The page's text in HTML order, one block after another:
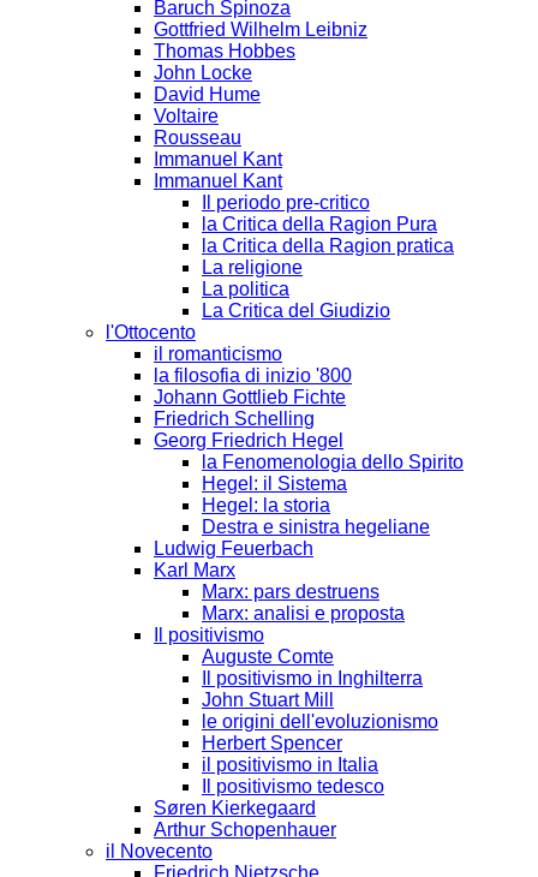
Baruch Spinoza
Gottfried Wilhelm Leibniz
Thomas Hobbes
John Locke
David Hume
Voltaire
Rousseau
Immanuel Kant
Immanuel Kant
Il periodo pre-critico
la Critica della Ragion Pura
la Critica della Ragion pratica
La religione
La politica
La Critica del Giudizio
l'Ottocento
il romanticismo
la filosofia di inizio '800
Johann Gottlieb Fichte
Friedrich Schelling
Georg Friedrich Hegel
la Fenomenologia dello Spirito
Hegel: il Sistema
Hegel: la storia
Destra e sinistra hegeliane
Ludwig Feuerbach
Karl Marx
Marx: pars destruens
Marx: analisi e proposta
Il positivismo
Auguste Comte
Il positivismo in Inghilterra
John Stuart Mill
le origini dell'evoluzionismo
Herbert Spencer
il positivismo in Italia
Il positivismo tedesco
Søren Kierkegaard
Arthur Schopenhauer
il Novecento
Friedrich Nietzsche